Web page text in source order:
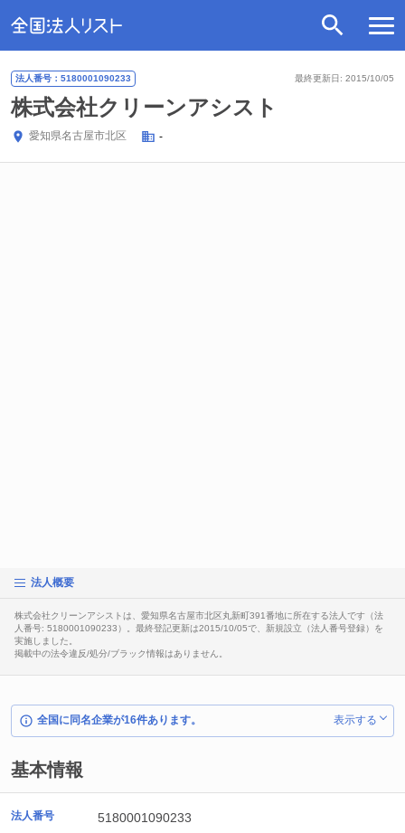
最終更新日: 2015/10/05
法人番号：5180001090233
株式会社クリーンアシスト
愛知県名古屋市北区 -
法人概要
株式会社クリーンアシストは、愛知県名古屋市北区丸新町391番地に所在する法人です（法
人番号: 5180001090233）。最終登記更新は2015/10/05で、新規設立（法人番号登録）を
実施しました。
掲載中の法令違反/処分/ブラック情報はありません。
全国に同名企業が16件あります。 表示する
基本情報
法人番号 5180001090233